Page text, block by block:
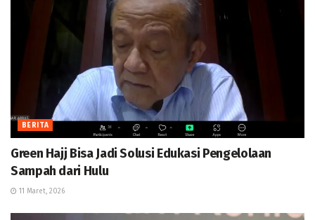
BERITA
Green Hajj Bisa Jadi Solusi Edukasi Pengelolaan
Sampah dari Hulu
11 Maret, 2026